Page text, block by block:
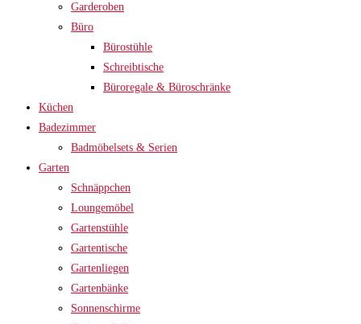
Garderoben
Büro
Bürostühle
Schreibtische
Büroregale & Büroschränke
Küchen
Badezimmer
Badmöbelsets & Serien
Garten
Schnäppchen
Loungemöbel
Gartenstühle
Gartentische
Gartenliegen
Gartenbänke
Sonnenschirme